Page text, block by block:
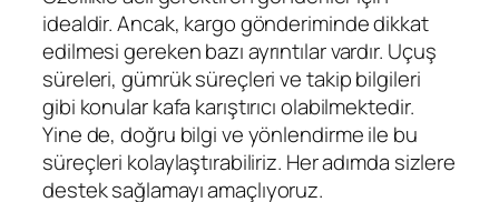
idealdir. Ancak, kargo gönderiminde dikkat
edilmesi gereken bazı ayrıntılar vardır. Uçuş
süreleri, gümrük süreçleri ve takip bilgileri
gibi konular kafa karıştırıcı olabilmektedir.
Yine de, doğru bilgi ve yönlendirme ile bu
süreçleri kolaylaştırabiliriz. Her adımda sizlere
destek sağlamayı amaçlıyoruz.